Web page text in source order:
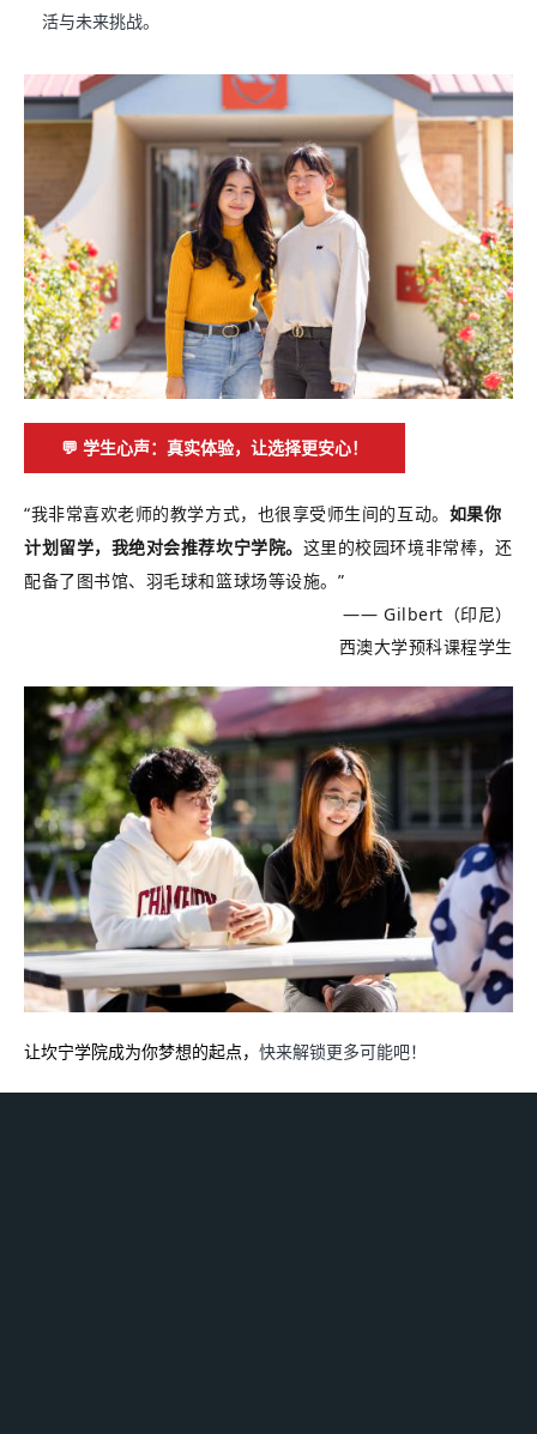
活与未来挑战。
💬 学生心声：真实体验，让选择更安心！
“我非常喜欢老师的教学方式，也很享受师生间的互动。 如果你
计划留学，我绝对会推荐坎宁学院。 这里的校园环境非常棒，还
配备了图书馆、羽毛球和篮球场等设施。”
—— Gilbert（印尼）
西澳大学预科课程学生
让坎宁学院成为你梦想的起点， 快来解锁更多可能吧！